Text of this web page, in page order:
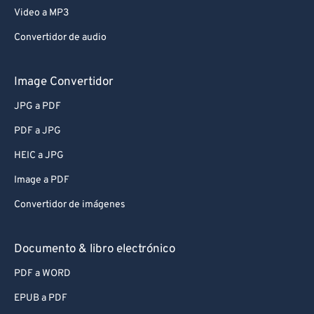
Video a MP3
Convertidor de audio
Image Convertidor
JPG a PDF
PDF a JPG
HEIC a JPG
Image a PDF
Convertidor de imágenes
Documento & libro electrónico
PDF a WORD
EPUB a PDF